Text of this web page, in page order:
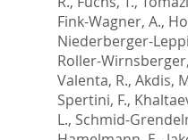
Fink-Wagner, A.,
Niederberger-
Roller-
Valenta, R., Akdis,
Spertini, F.,
L., Schmid-